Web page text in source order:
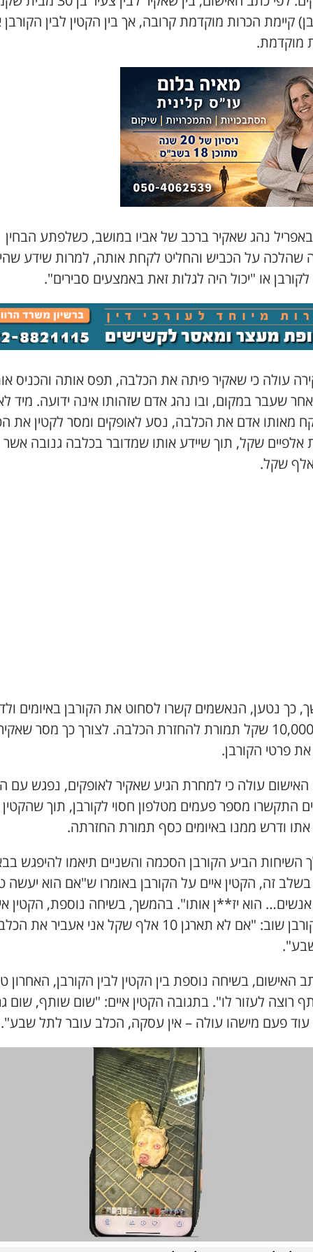
קיימת הכרות מוקדמת קרובה, אך בין הקטין לבין הקורבן
מוקדמת.
ב-14 באפריל נהג שאקיר ברכב של אביו במושב, כשלפתע הבחין
שהלכה על הכביש והחליט לקחת אותה, למרות שידע
לקורבן או "יכול היה לגלות זאת באמצעים סבירים".
עולה כי שאקיר פיתה את הכלבה, תפס אותה והכניס
שעבר במקום, ובו נהג אדם שזהותו אינה ידועה. מיד
מאותו אדם את הכלבה, נסע לאופקים ומסר לקטין את
אלפיים שקל, תוך שיידע אותו שמדובר בכלבה גנובה אשר
כך נטען, הנאשמים קשרו לסחוט את הקורבן באיומים
ממנו 10,000 שקל תמורת להחזרת הכלבה. לצורך כך מסר
את פרטי הקורבן.
עולה כי למחרת הגיע שאקיר לאופקים, נפגש עם
התקשרו מספר פעמים מטלפון חסוי לקורבן, תוך שהקטין
ודרש ממנו באיומים כסף תמורת החזרתה.
השיחות הביע הקורבן הסכמה והשניים תיאמו להיפגש
זה, הקטין איים על הקורבן באומרו ש"אם הוא יעשה
אנשים… הוא יז**ן אותו". בהמשך, בשיחה נוספת, הקטין
על הקורבן שוב: "אם לא תארגן 10 אלף שקל אני אעביר את
האישום, בשיחה נוספת בין הקטין לבין הקורבן, האחרון
רוצה לעזור לו". בתגובה הקטין איים: "שום שותף, שום
פעם מישהו עולה – אין עסקה, הכלב עובר לתל שבע".